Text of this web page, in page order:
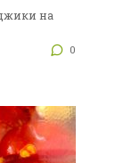
на
0